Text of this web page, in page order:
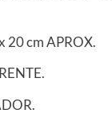
20 cm APROX.